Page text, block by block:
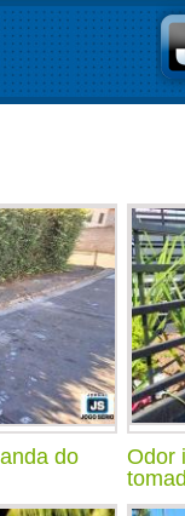
do
Odor